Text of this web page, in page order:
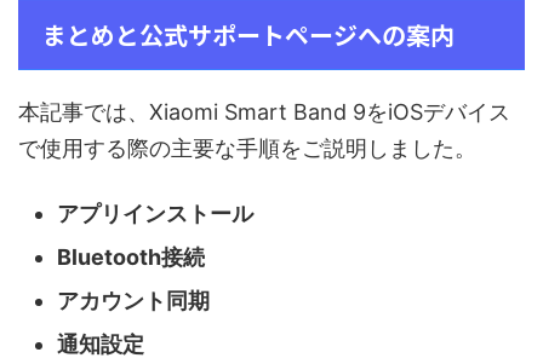
まとめと公式サポートページへの案内
本記事では、Xiaomi Smart Band 9をiOSデバイス
で使用する際の主要な手順をご説明しました。
アプリインストール
Bluetooth接続
アカウント同期
通知設定